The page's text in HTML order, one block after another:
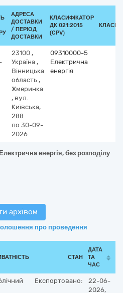
АДРЕСА
ДОСТАВКИ
/ ПЕРІОД
ДОСТАВКИ
КЛАСИФІКАТОР
ДК 021:2015
(CPV)
23100 ,
Україна ,
Вінницька
область ,
Жмеринка
, вул.
Київська,
288
по 30-09-
2026
09310000-5
Електрична
енергія
енергія, без розподілу
архівом
про проведення
СТАН
ДАТА
ТА
ЧАС
Експортовано:
22-06-
2026,